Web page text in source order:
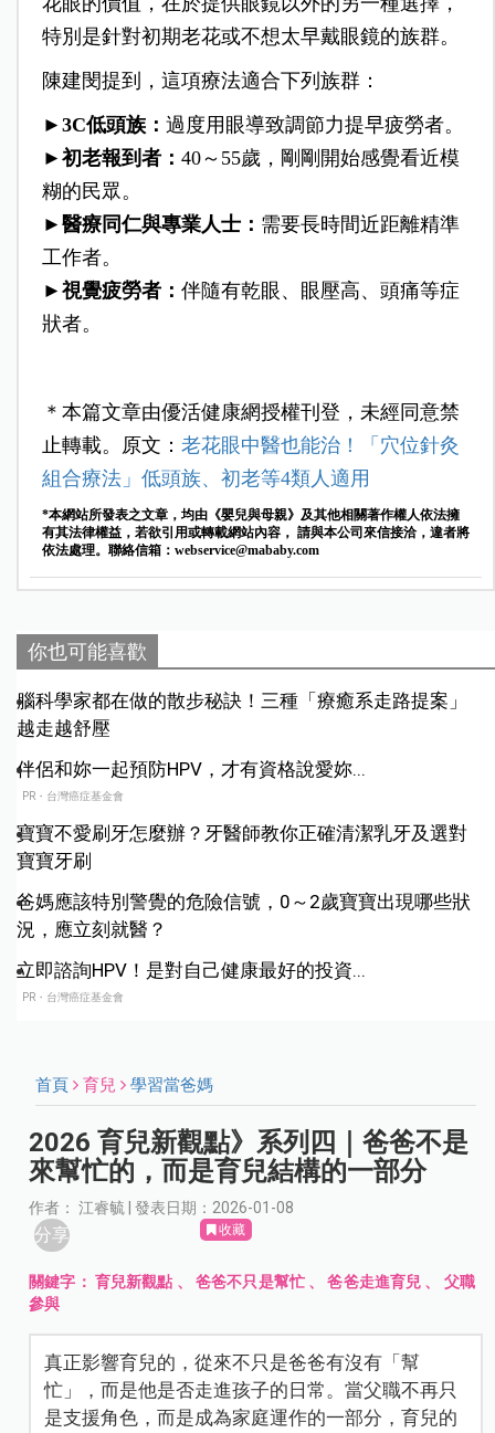
特別是針對初期老花或不想太早戴眼鏡的族群。
陳建閔提到，這項療法適合下列族群：
► 3C低頭族： 過度用眼導致調節力提早疲勞者。
► 初老報到者： 40～55歲，剛剛開始感覺看近模
糊的民眾。
► 醫療同仁與專業人士： 需要長時間近距離精準
工作者。
► 視覺疲勞者： 伴隨有乾眼、眼壓高、頭痛等症
狀者。
＊本篇文章由優活健康網授權刊登，未經同意禁
止轉載。原文： 老花眼中醫也能治！「穴位針灸
組合療法」低頭族、初老等4類人適用
*本網站所發表之文章，均由《嬰兒與母親》及其他相關著作權人依法擁
有其法律權益，若欲引用或轉載網站內容， 請與本公司來信接洽，違者將
依法處理。聯絡信箱： webservice@mababy.com
你也可能喜歡
腦科學家都在做的散步秘訣！三種「療癒系走路提案」
越走越舒壓
伴侶和妳一起預防HPV，才有資格說愛妳...
PR・台灣癌症基金會
寶寶不愛刷牙怎麼辦？牙醫師教你正確清潔乳牙及選對
寶寶牙刷
爸媽應該特別警覺的危險信號，0～2歲寶寶出現哪些狀
況，應立刻就醫？
立即諮詢HPV！是對自己健康最好的投資...
PR・台灣癌症基金會
首頁 育兒 學習當爸媽
2026 育兒新觀點》系列四｜爸爸不是
來幫忙的，而是育兒結構的一部分
作者： 江睿毓 | 發表日期：2026-01-08
分享 收藏
關鍵字： 育兒新觀點 、爸爸不只是幫忙 、爸爸走進育兒 、 父職
參與
真正影響育兒的，從來不只是爸爸有沒有「幫
忙」，而是他是否走進孩子的日常。當父職不再只
是支援角色，而是成為家庭運作的一部分，育兒的